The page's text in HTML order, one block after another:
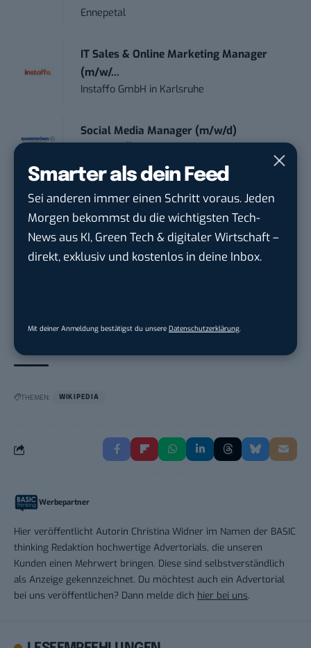
Smarter als dein Feed
Sei anderen immer einen Schritt voraus. Jeden
Morgen bekommst du die wichtigsten Tech-
News aus KI, Green Tech & digitaler Wirtschaft –
direkt, exklusiv und kostenlos in deine Inbox.
Mit deiner Anmeldung bestätigst du unsere Datenschutzerklärung
Ennepetal
IT Sales & Online Marketing Manager
(m/w/...
Instaffo GmbH in Karlsruhe
Social Media Manager (m/w/d)
DVGW Deutscher Verein des Gas- und
Wasserfac...in Bonn
Social Media Manager / Content Creator
THEMEN: WIKIPEDIA
Werbepartner
Hier veröffentlicht Autorin Christina Widner im Namen der BASIC
thinking Redaktion hochwertige Advertorials, die unseren
Kunden einen Mehrwert bringen. Diese sind selbstverständlich
als Anzeige gekennzeichnet. Du möchtest auch ein Advertorial
bei uns veröffentlichen? Dann melde dich hier bei uns.